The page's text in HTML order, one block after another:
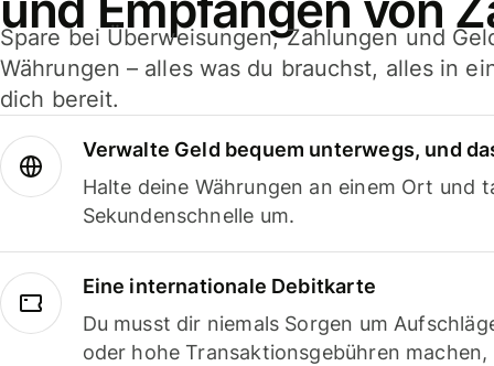
Spare bei Überweisungen, Zahlungen und
Währungen – alles was du brauchst, alles in
dich bereit.
Verwalte Geld bequem unterwegs, und
Halte deine Währungen an einem Ort und
Sekundenschnelle um.
Eine internationale Debitkarte
Du musst dir niemals Sorgen um
oder hohe Transaktionsgebühren